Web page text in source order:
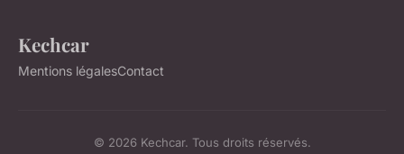
Kechcar
Mentions légalesContact
© 2026 Kechcar. Tous droits réservés.